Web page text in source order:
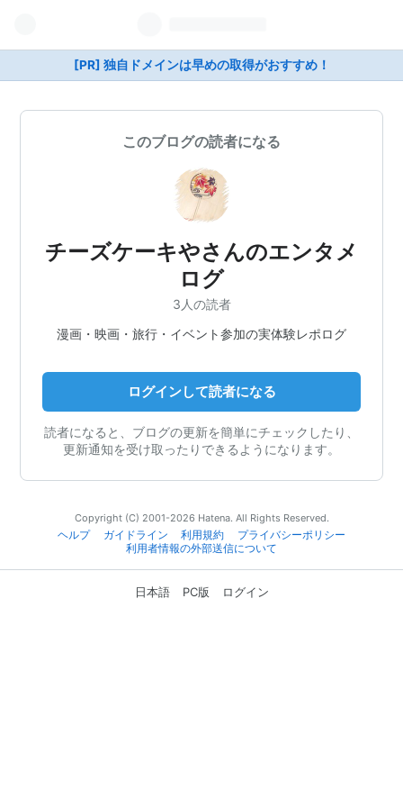
[PR] 独自ドメインは早めの取得がおすすめ！
このブログの読者になる
チーズケーキやさんのエンタメ
ログ
3人の読者
漫画・映画・旅行・イベント参加の実体験レポログ
ログインして読者になる
読者になると、ブログの更新を簡単にチェックしたり、
更新通知を受け取ったりできるようになります。
Copyright (C) 2001-2026 Hatena. All Rights Reserved.
ヘルプ
ガイドライン 利用規約
プライバシーポリシー
利用者情報の外部送信について
日本語 PC版 ログイン